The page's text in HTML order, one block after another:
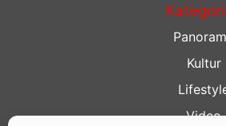
Kultur
Video